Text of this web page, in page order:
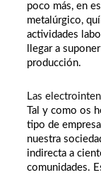
poco más, en
metalúrgico,
actividades
llegar a
producción.
Las
Tal y como os
tipo de
nuestra
indirecta a
comunidades.